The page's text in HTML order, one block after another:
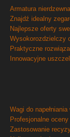
Armatura
Znajdź idealny
Najlepsze oferty
Wysokorozdzielczy
Praktyczne
Innowacyjne
Wagi do
Profesjonalne
Zastosowanie